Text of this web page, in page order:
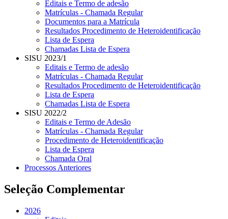
Editais e Termo de adesão
Matrículas - Chamada Regular
Documentos para a Matrícula
Resultados Procedimento de Heteroidentificação
Lista de Espera
Chamadas Lista de Espera
SISU 2023/1
Editais e Termo de adesão
Matrículas - Chamada Regular
Resultados Procedimento de Heteroidentificação
Lista de Espera
Chamadas Lista de Espera
SISU 2022/2
Editais e Termo de Adesão
Matrículas - Chamada Regular
Procedimento de Heteroidentificação
Lista de Espera
Chamada Oral
Processos Anteriores
Seleção Complementar
2026